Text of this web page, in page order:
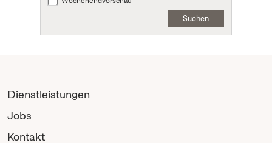
Suchen
Dienstleistungen
Jobs
Kontakt